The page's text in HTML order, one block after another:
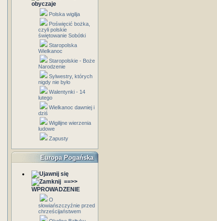
obyczaje
Polska wigilja
Poświęcić bożka,
czyli polskie
świętowanie Sobótki
Staropolska
Wielkanoc
Staropolskie - Boże
Narodzenie
Sylwestry, których
nigdy nie było
Walentynki - 14
lutego
Wielkanoc dawniej i
dziś
Wigilijne wierzenia
ludowe
Zapusty
Europa Pogańska
==>>
WPROWADZENIE
O
słowiańszczyźnie przed
chrześcijaństwem